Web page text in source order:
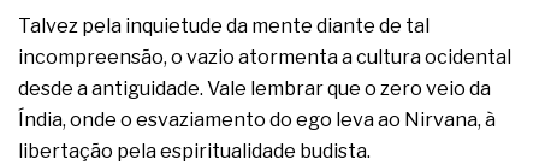
Talvez pela inquietude da mente diante de tal
incompreensão, o vazio atormenta a cultura ocidental
desde a antiguidade. Vale lembrar que o zero veio da
Índia, onde o esvaziamento do ego leva ao Nirvana, à
libertação pela espiritualidade budista.